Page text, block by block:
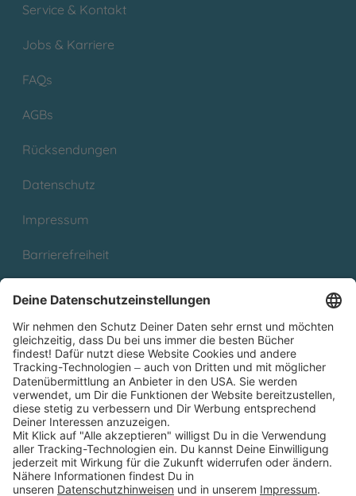
Service & Kontakt
Jobs & Karriere
FAQs
AGBs
Rücksendungen
Datenschutz
Impressum
Barrierefreiheit
Partnerprogramm (Affiliate)
Folge uns auf
* Versandkostenfrei ab 9,00 € Bestellwert innerhalb
Deutschlands